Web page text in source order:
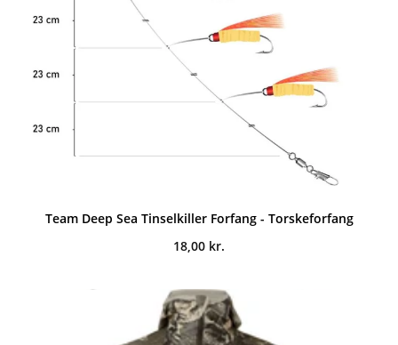
Team Deep Sea Tinselkiller Forfang - Torskeforfang
18,00 kr.